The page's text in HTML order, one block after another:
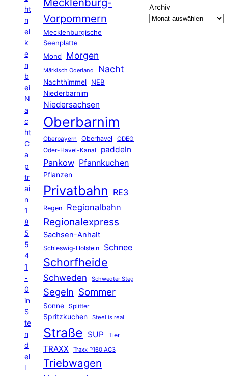
ht
n
el
k
e
n
b
ei
N
a
c
ht
C
a
p
tr
ai
n
1
8
5
5
4
1
-
0
in
S
te
n
d
el
l
Vorpommern
Mecklenburgische
Seenplatte
Mond
Morgen
Märkisch Oderland Nacht
Nachthimmel
NEB
Niederbarnim
Niedersachsen
Oberbarnim
Oberbayern Oberhavel ODEG
Oder-Havel-Kanal paddeln
Pankow Pfannkuchen
Pflanzen
Privatbahn RE3
Regen Regionalbahn
Regionalexpress
Sachsen-Anhalt
Schleswig-Holstein Schnee
Schorfheide
Schweden Schwedter Steg
Segeln Sommer
Sonne Splitter
Spritzkuchen Steel is real
Straße SUP Tier
TRAXX Traxx P160 AC3
Triebwagen
Archiv